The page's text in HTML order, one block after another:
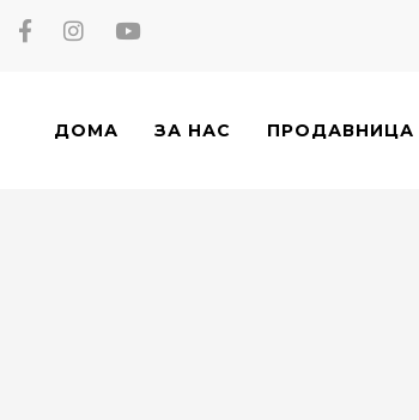
ДОМА ЗА НАС ПРОДАВНИЦА